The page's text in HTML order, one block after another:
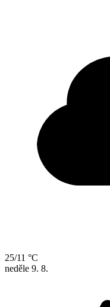
25/11 °C
neděle 9. 8.